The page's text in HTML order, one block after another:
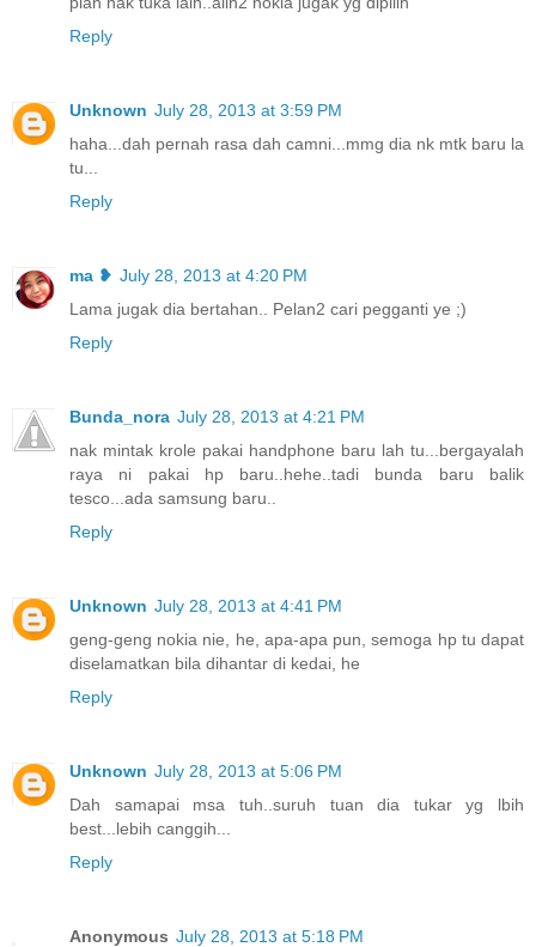
Reply
Unknown July 28, 2013 at 3:59 PM
haha...dah pernah rasa dah camni...mmg dia nk mtk baru la
tu...
Reply
ma ❥ July 28, 2013 at 4:20 PM
Lama jugak dia bertahan.. Pelan2 cari pegganti ye ;)
Reply
Bunda_nora July 28, 2013 at 4:21 PM
nak mintak krole pakai handphone baru lah tu...bergayalah
raya ni pakai hp baru..hehe..tadi bunda baru balik
tesco...ada samsung baru..
Reply
Unknown July 28, 2013 at 4:41 PM
geng-geng nokia nie, he, apa-apa pun, semoga hp tu dapat
diselamatkan bila dihantar di kedai, he
Reply
Unknown July 28, 2013 at 5:06 PM
Dah samapai msa tuh..suruh tuan dia tukar yg lbih
best...lebih canggih...
Reply
Anonymous July 28, 2013 at 5:18 PM